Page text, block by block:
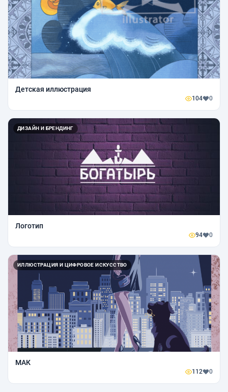
Детская иллюстрация
104 0
ДИЗАЙН И БРЕНДИНГ
Логотип
94 0
ИЛЛЮСТРАЦИЯ И ЦИФРОВОЕ ИСКУССТВО
МАК
112 0